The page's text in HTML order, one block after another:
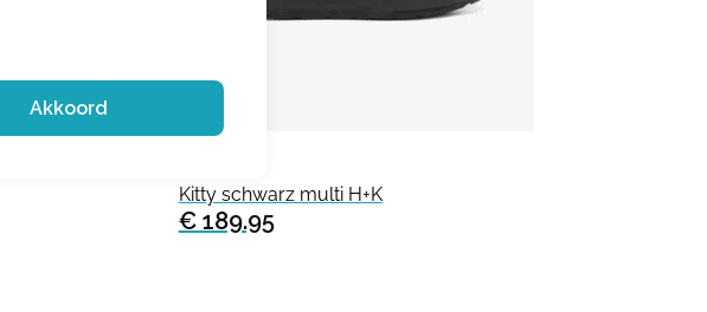
Kitty schwarz multi H+K
€ 189.95
Akkoord